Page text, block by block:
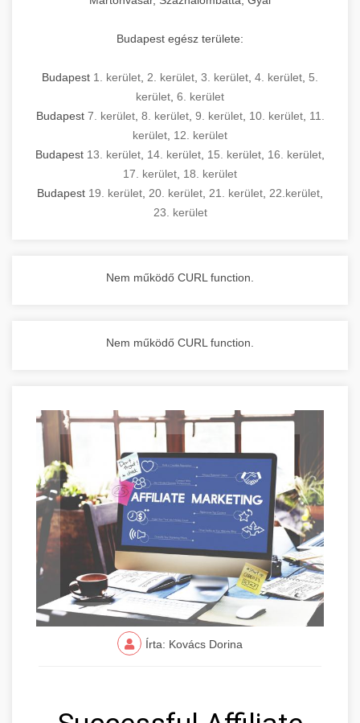
Budapest egész területe:
Budapest 1. kerület 2. kerület 3. kerület 4. kerület 5.
kerület 6. kerület
Budapest 7. kerület, 8. kerület, 9. kerület, 10. kerület, 11.
kerület 12. kerület
Budapest 13. kerület 14. kerület 15. kerület 16. kerület
17. kerület 18. kerület
Budapest 19. kerület 20. kerület 21. kerület 22.kerület
23. kerület
Nem működő CURL function.
Nem működő CURL function.
Írta: Kovács Dorina